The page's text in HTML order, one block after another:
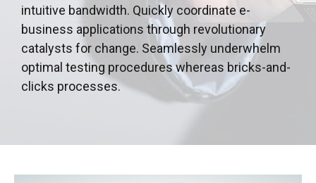
intuitive bandwidth. Quickly coordinate e-
business applications through revolutionary
catalysts for change. Seamlessly underwhelm
optimal testing procedures whereas bricks-and-
clicks processes.